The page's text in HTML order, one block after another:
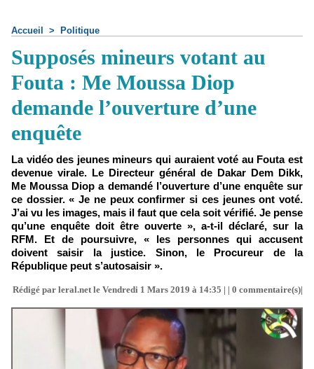
Accueil > Politique
Supposés mineurs votant au
Fouta : Me Moussa Diop
demande l’ouverture d’une
enquête
La vidéo des jeunes mineurs qui auraient voté au Fouta est
devenue virale. Le Directeur général de Dakar Dem Dikk,
Me Moussa Diop a demandé l’ouverture d’une enquête sur
ce dossier. « Je ne peux confirmer si ces jeunes ont voté.
J’ai vu les images, mais il faut que cela soit vérifié. Je pense
qu’une enquête doit être ouverte », a-t-il déclaré, sur la
RFM. Et de poursuivre, « les personnes qui accusent
doivent saisir la justice. Sinon, le Procureur de la
République peut s’autosaisir ».
Rédigé par leral.net le Vendredi 1 Mars 2019 à 14:35 | | 0 commentaire(s)|